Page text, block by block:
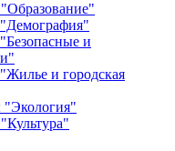
"Демография"
и
и городская
"Экология"